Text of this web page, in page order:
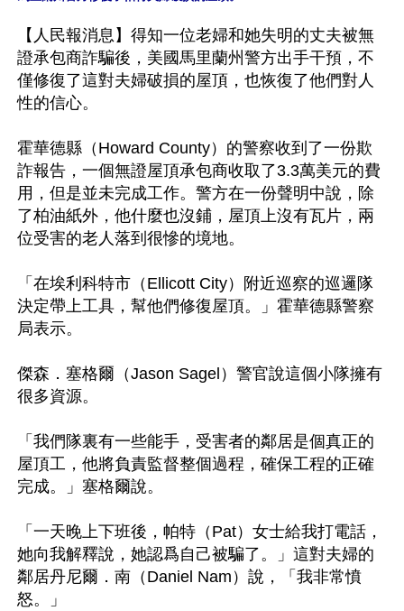
【人民報消息】得知一位老婦和她失明的丈夫被無
證承包商詐騙後，美國馬里蘭州警方出手干預，不
僅修復了這對夫婦破損的屋頂，也恢復了他們對人
性的信心。
霍華德縣（Howard County）的警察收到了一份欺
詐報告，一個無證屋頂承包商收取了3.3萬美元的費
用，但是並未完成工作。警方在一份聲明中說，除
了柏油紙外，他什麼也沒鋪，屋頂上沒有瓦片，兩
位受害的老人落到很慘的境地。
「在埃利科特市（Ellicott City）附近巡察的巡邏隊
決定帶上工具，幫他們修復屋頂。」霍華德縣警察
局表示。
傑森．塞格爾（Jason Sagel）警官說這個小隊擁有
很多資源。
「我們隊裏有一些能手，受害者的鄰居是個真正的
屋頂工，他將負責監督整個過程，確保工程的正確
完成。」塞格爾說。
「一天晚上下班後，帕特（Pat）女士給我打電話，
她向我解釋說，她認爲自己被騙了。」這對夫婦的
鄰居丹尼爾．南（Daniel Nam）說，「我非常憤
怒。」